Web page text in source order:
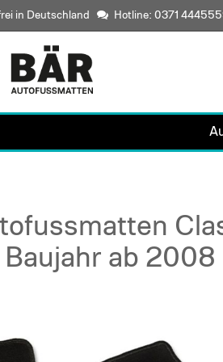
in Deutschland Hotline: 0371
Baujahr ab